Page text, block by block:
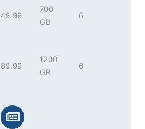
49.99
700
GB
6
89.99
1200
GB
6